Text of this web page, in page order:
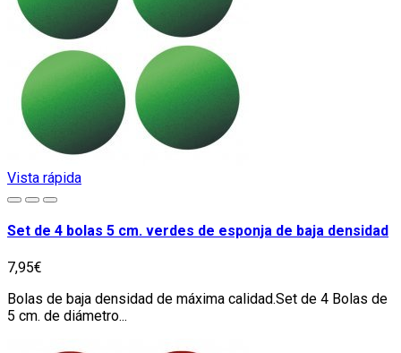
Vista rápida
Set de 4 bolas 5 cm. verdes de esponja de baja densidad
7,95€
Bolas de baja densidad de máxima calidad.Set de 4 Bolas de
5 cm. de diámetro...